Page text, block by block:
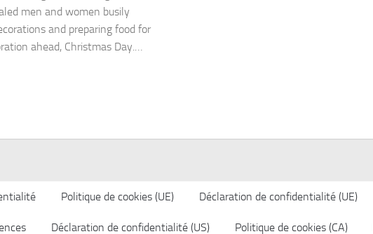
men and women busily
and preparing food for
ahead, Christmas Day.…
Politique de cookies (UE) Déclaration de confidentialité (UE)
Déclaration de confidentialité (US) Politique de cookies (CA)